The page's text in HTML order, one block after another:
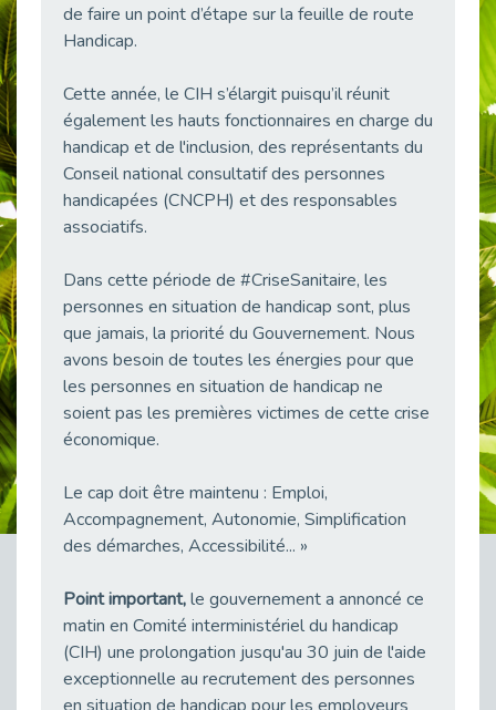
Publié le 21/05/2026
Publié le 12/05/2026
CAP EMPLOI 92 : L’inclusion portée à son sommet, bien au-delà des quotas
Publié le 12/05/2026
Le taux d’emploi direct dans la fonction publique dépasse 6 % en 2025
Publié le 04/05/2026
Témoignage : Le parcours de Marc, 44 ans
Publié le 30/04/2026
Publié le 29/04/2026
Optimiser son CV lorsqu’on est en situation de handicap
Publié le 29/04/2026
Publié le 27/04/2026
Mobilisation pour l’alternance et le handicap
Publié le 24/04/2026
de faire un point d’étape sur la feuille de route
Handicap.
Cette année, le CIH s’élargit puisqu’il réunit
également les hauts fonctionnaires en charge du
handicap et de l'inclusion, des représentants du
Conseil national consultatif des personnes
handicapées (CNCPH) et des responsables
associatifs.
Dans cette période de #CriseSanitaire, les
personnes en situation de handicap sont, plus
que jamais, la priorité du Gouvernement. Nous
avons besoin de toutes les énergies pour que
les personnes en situation de handicap ne
soient pas les premières victimes de cette crise
économique.
Le cap doit être maintenu : Emploi,
Accompagnement, Autonomie, Simplification
des démarches, Accessibilité... »
Point important,le gouvernement a annoncé ce
matin en Comité interministériel du handicap
(CIH) une prolongation jusqu'au 30 juin de l'aide
exceptionnelle au recrutement des personnes